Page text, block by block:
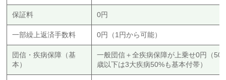
保証料 0円
一部繰上返済手数料 0円（1円から可能）
団信・疾病保障（基
本）
一般団信＋全疾病保障が上乗せ0円（50
歳以下は3大疾病50%も基本付帯）